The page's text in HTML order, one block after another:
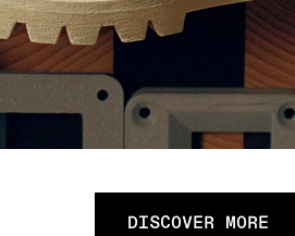
DISCOVER MORE